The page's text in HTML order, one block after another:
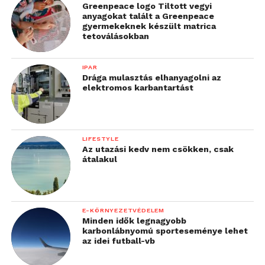
német nyelvű kommunikáció és a részletes előzetes
átvilágítás is. A tapasztalatok szerint sok német
vállalat olyan partnereket keres, akik bizonyítottan
képesek megfelelni az IT–OT biztonsági
követelményeknek.
„Meggyőződésünk, hogy
az informatikai
infrastruktúra ma már
éppolyan létfontosságú a
gyártásban, mint az áram
vagy a víz. A skandináv
régió fejlett ipari
környezete ideális terep a
Greenpeace logo Tiltott vegyi
anyagokat talált a Greenpeace
gyermekeknek készült matrica
tetoválásokban
IPAR
Drága mulasztás elhanyagolni az
elektromos karbantartást
LIFESTYLE
Az utazási kedv nem csökken, csak
átalakul
E-KÖRNYEZETVÉDELEM
Minden idők legnagyobb
karbonlábnyomú sporteseménye lehet
az idei futball-vb